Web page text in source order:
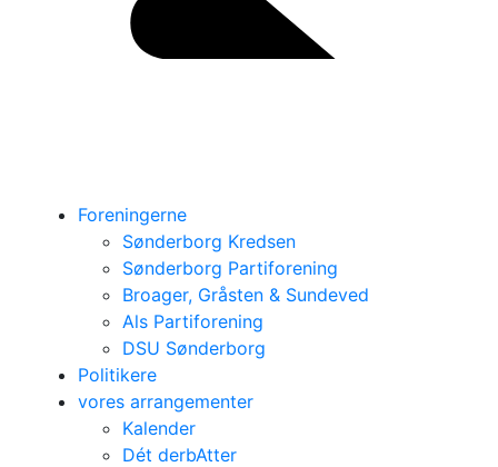
Foreningerne
Sønderborg Kredsen
Sønderborg Partiforening
Broager, Gråsten & Sundeved
Als Partiforening
DSU Sønderborg
Politikere
vores arrangementer
Kalender
Dét derbAtter